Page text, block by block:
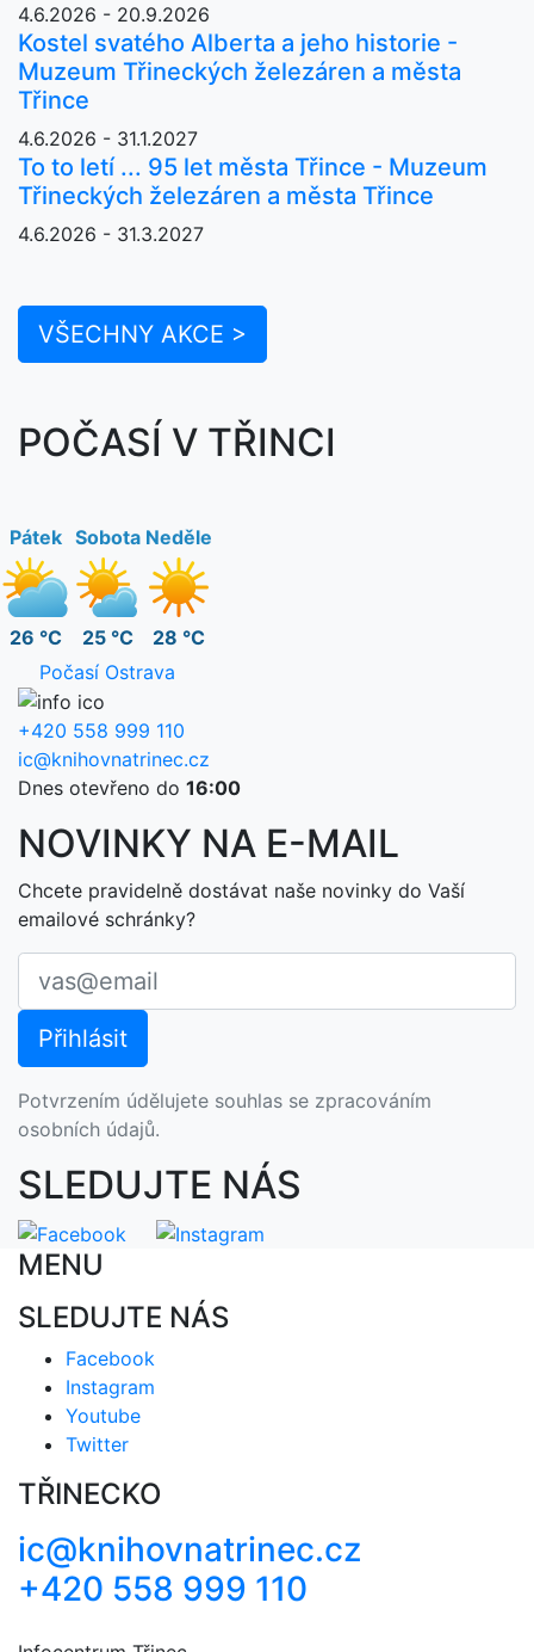
4.6.2026 - 20.9.2026
Kostel svatého Alberta a jeho historie -
Muzeum Třineckých železáren a města
Třince
4.6.2026 - 31.1.2027
To to letí ... 95 let města Třince - Muzeum
Třineckých železáren a města Třince
4.6.2026 - 31.3.2027
VŠECHNY AKCE >
POČASÍ V TŘINCI
Pátek
26 °C
Sobota
25 °C
Neděle
28 °C
Počasí Ostrava
+420 558 999 110
ic@knihovnatrinec.cz
Dnes otevřeno do 16:00
NOVINKY NA E-MAIL
Chcete pravidelně dostávat naše novinky do Vaší
emailové schránky?
Potvrzením údělujete souhlas se zpracováním
osobních údajů.
SLEDUJTE NÁS
MENU
SLEDUJTE NÁS
Facebook
Instagram
Youtube
Twitter
TŘINECKO
ic@knihovnatrinec.cz
+420 558 999 110